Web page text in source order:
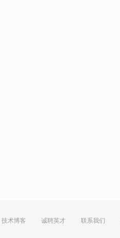
技术博客 诚聘英才 联系我们